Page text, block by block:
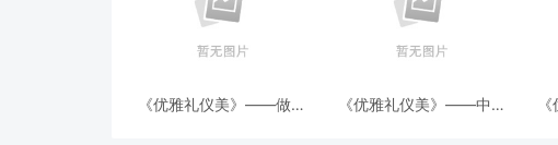
《优雅礼仪美》——做客
《优雅礼仪美》——中餐